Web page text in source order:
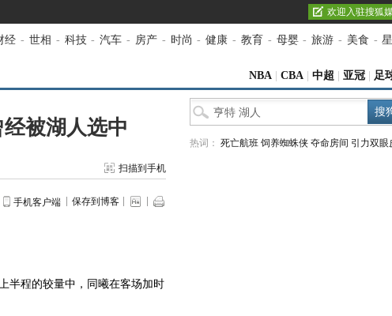
欢迎入驻搜狐
经 - 世相 - 科技 - 汽车 - 房产 - 时尚 - 健康 - 教育 - 母婴 - 旅游 - 美食 -
NBA CBA 中超 亚冠 足
被湖人选中
扫描到手机
手机客户端 保存到博客
程的较量中，同曦在客场加时
热词： 死亡航班 饲养蜘蛛侠 夺命房间 引力双眼